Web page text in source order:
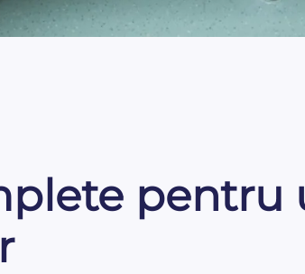
pentru